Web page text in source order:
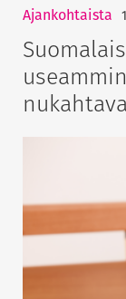
Ajankohtaista